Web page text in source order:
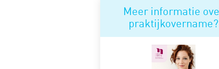
Meer informatie
praktijkovername?